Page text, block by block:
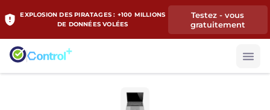
EXPLOSION DES PIRATAGES : +100 MILLIONS
DE DONNÉES VOLÉES
Testez - vous
gratuitement